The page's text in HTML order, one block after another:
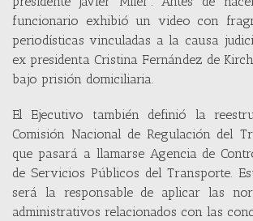
funcionario exhibió un video con
periodísticas vinculadas a la causa
ex presidenta Cristina Fernández de
bajo prisión domiciliaria.
El Ejecutivo también definió la
Comisión Nacional de Regulación del
que pasará a llamarse Agencia de
de Servicios Públicos del Transporte.
será la responsable de aplicar las
administrativos relacionados con las